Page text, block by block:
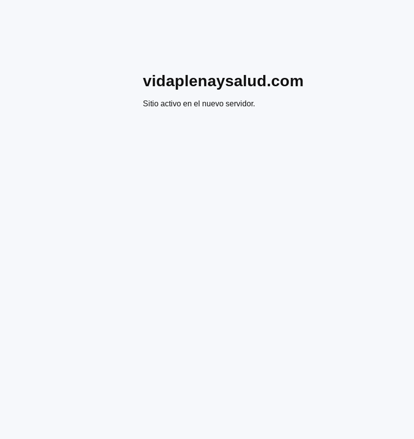
vidaplenaysalud.com
Sitio activo en el nuevo servidor.